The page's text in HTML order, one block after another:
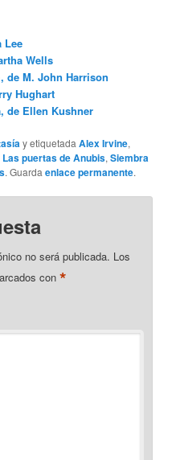
Lee
Wells
de M. John Harrison
Hughart
de Ellen Kushner
y etiquetadaAlex Irvine,
Las puertas de Anubis,Siembra
. Guardaenlace permanente.
no será publicada. Los
con*